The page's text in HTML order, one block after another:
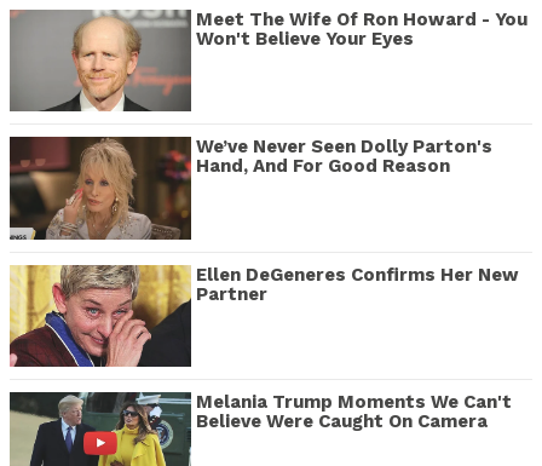
Meet The Wife Of Ron Howard - You
Won't Believe Your Eyes
We’ve Never Seen Dolly Parton's
Hand, And For Good Reason
Ellen DeGeneres Confirms Her New
Partner
Melania Trump Moments We Can't
Believe Were Caught On Camera